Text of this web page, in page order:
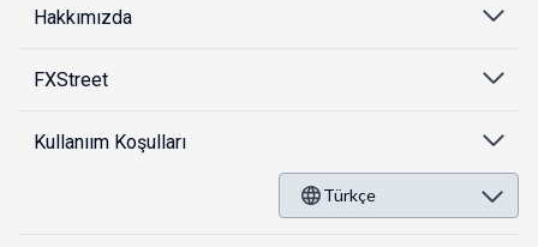
Hakkımızda
FXStreet
Kullanıım Koşulları
Türkçe